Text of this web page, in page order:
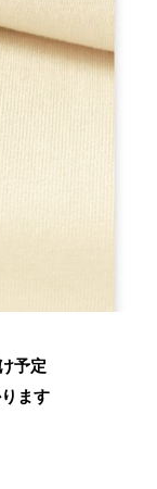
予定
ます